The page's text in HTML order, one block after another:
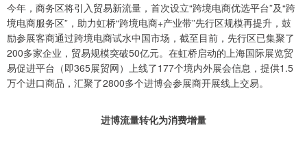
今年，商务区将引入贸易新流量，首次设立“跨境电商优选平台”及“跨
境电商服务区”，助力虹桥“跨境电商+产业带”先行区规模再提升，鼓
励参展客商通过跨境电商试水中国市场，截至目前，先行区已集聚了
200多家企业，贸易规模突破50亿元。在虹桥启动的上海国际展览贸
易促进平台（即365展贸网）上线了177个境内外展会信息，提供1.5
万个进口商品，汇聚了2800多个进博会参展商开展线上交易。
进博流量转化为消费增量